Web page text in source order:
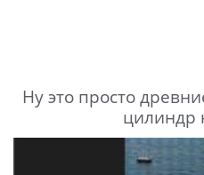
Ну это просто
цилиндр